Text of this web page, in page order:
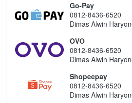
Go-Pay
0812-8436-6520
Dimas Alwin
OVO
0812-8436-6520
Dimas Alwin
Shopeepay
0812-8436-6520
Dimas Alwin